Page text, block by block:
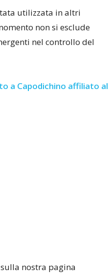
utilizzata in altri
non si esclude
nel controllo del
a Capodichino affiliato al
nostra pagina